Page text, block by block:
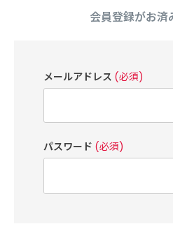
会員登録がお済
メールアドレス (必須)
パスワード (必須)